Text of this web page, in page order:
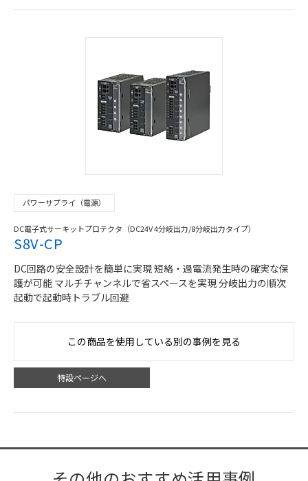
DC電子式サーキットプロテクタ（DC24V 4分岐出力/8分岐出力タイプ）
S8V-CP
DC回路の安全設計を簡単に実現 短絡・過電流発生時の確実な保
護が可能 マルチチャンネルで省スペースを実現 分岐出力の順次
起動で起動時トラブル回避
パワーサプライ（電源）
この商品を使用している別の事例を見る
特設ページへ